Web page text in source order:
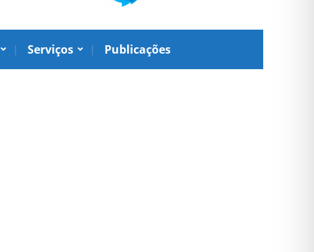
Serviços Publicações